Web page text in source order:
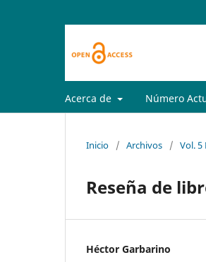
Acerca de Número
Inicio / Archivos / Vol. 5
Reseña de
Héctor Garbarino